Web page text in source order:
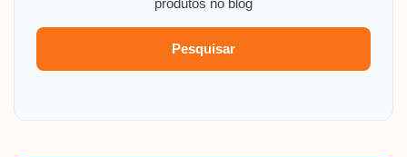
produtos no blog
Pesquisar